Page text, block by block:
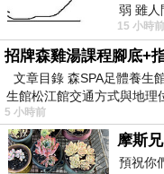
部分頹圮的古蹟並
弱 雖人
者 只能
15 小時前
文章目錄 森SPA足體養生
生館松江館交通方式與地理
5 小時前
摩斯兄
預祝你